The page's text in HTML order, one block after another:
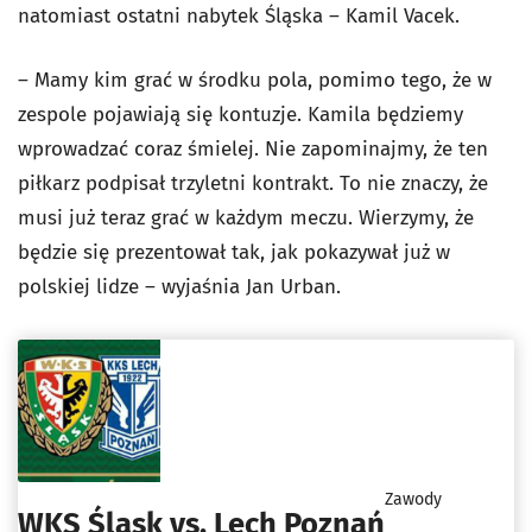
natomiast ostatni nabytek Śląska – Kamil Vacek.
– Mamy kim grać w środku pola, pomimo tego, że w
zespole pojawiają się kontuzje. Kamila będziemy
wprowadzać coraz śmielej. Nie zapominajmy, że ten
piłkarz podpisał trzyletni kontrakt. To nie znaczy, że
musi już teraz grać w każdym meczu. Wierzymy, że
będzie się prezentował tak, jak pokazywał już w
polskiej lidze – wyjaśnia Jan Urban.
Zawody